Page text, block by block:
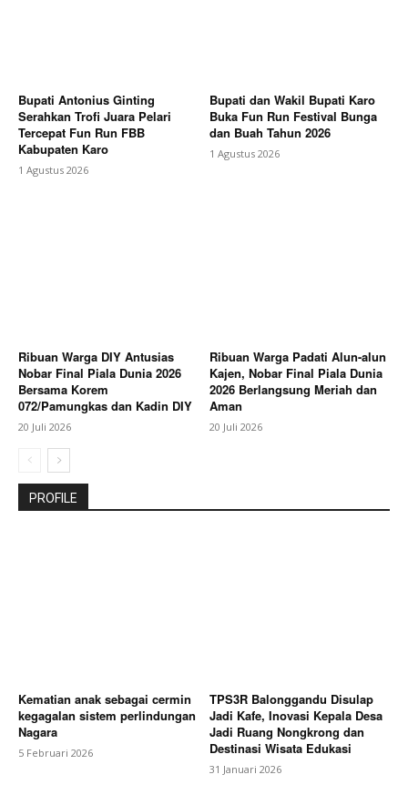
Bupati Antonius Ginting
Serahkan Trofi Juara Pelari
Tercepat Fun Run FBB
Kabupaten Karo
1 Agustus 2026
Bupati dan Wakil Bupati Karo
Buka Fun Run Festival Bunga
dan Buah Tahun 2026
1 Agustus 2026
Ribuan Warga DIY Antusias
Nobar Final Piala Dunia 2026
Bersama Korem
072/Pamungkas dan Kadin DIY
20 Juli 2026
Ribuan Warga Padati Alun-alun
Kajen, Nobar Final Piala Dunia
2026 Berlangsung Meriah dan
Aman
20 Juli 2026
PROFILE
Kematian anak sebagai cermin
kegagalan sistem perlindungan
Nagara
5 Februari 2026
TPS3R Balonggandu Disulap
Jadi Kafe, Inovasi Kepala Desa
Jadi Ruang Nongkrong dan
Destinasi Wisata Edukasi
31 Januari 2026